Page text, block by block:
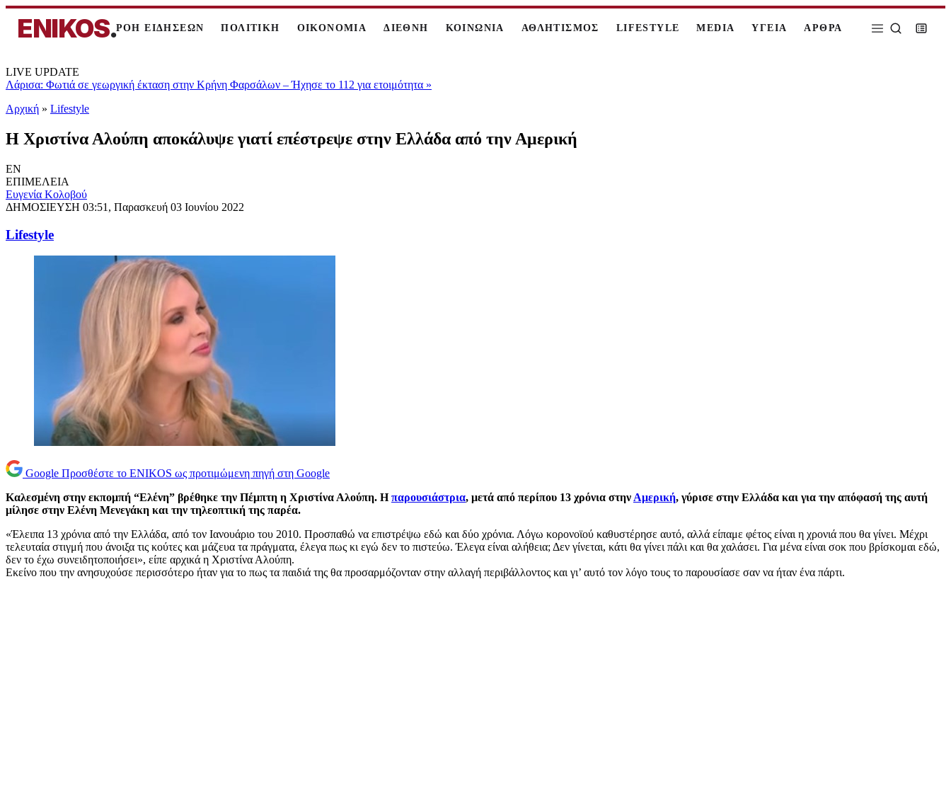
ENIKOS.ΡΟΗ ΕΙΔΗΣΕΩΝ ΠΟΛΙΤΙΚΗ ΟΙΚΟΝΟΜΙΑ ΔΙΕΘΝΗ ΚΟΙΝΩΝΙΑ ΑΘΛΗΤΙΣΜΟΣ LIFESTYLE MEDIA ΥΓΕΙΑ ΑΡΘΡΑ
LIVE UPDATE
Λάρισα: Φωτιά σε γεωργική έκταση στην Κρήνη Φαρσάλων – Ήχησε το 112 για ετοιμότητα »
Αρχική » Lifestyle
Η Χριστίνα Αλούπη αποκάλυψε γιατί επέστρεψε στην Ελλάδα από την Αμερική
EN
ΕΠΙΜΕΛΕΙΑ
Ευγενία Κολοβού
ΔΗΜΟΣΙΕΥΣΗ 03:51, Παρασκευή 03 Ιουνίου 2022
Lifestyle
Google Προσθέστε το ENIKOS ως προτιμώμενη πηγή στη Google
Καλεσμένη στην εκπομπή “Ελένη” βρέθηκε την Πέμπτη η Χριστίνα Αλούπη. Ηπαρουσιάστρια, μετά από περίπου 13 χρόνια στην Αμερική, γύρισε στην Ελλάδα και για την απόφασή της αυτή
μίλησε στην Ελένη Μενεγάκη και την τηλεοπτική της παρέα.
«Έλειπα 13 χρόνια από την Ελλάδα, από τον Ιανουάριο του 2010. Προσπαθώ να επιστρέψω εδώ και δύο χρόνια. Λόγω κορονοϊού καθυστέρησε αυτό, αλλά είπαμε φέτος είναι η χρονιά που θα γίνει. Μέχρι
τελευταία στιγμή που άνοιξα τις κούτες και μάζευα τα πράγματα, έλεγα πως κι εγώ δεν το πιστεύω. Έλεγα είναι αλήθεια; Δεν γίνεται, κάτι θα γίνει πάλι και θα χαλάσει. Για μένα είναι σοκ που βρίσκομαι εδώ,
δεν το έχω συνειδητοποιήσει», είπε αρχικά η Χριστίνα Αλούπη.
Εκείνο που την ανησυχούσε περισσότερο ήταν για το πως τα παιδιά της θα προσαρμόζονταν στην αλλαγή περιβάλλοντος και γι’ αυτό τον λόγο τους το παρουσίασε σαν να ήταν ένα πάρτι.